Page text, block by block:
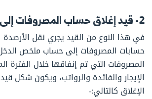
2- قيد إغلاق حساب المصروفات إلى ملخص الدخل
في هذا النوع من القيد يجري نقل الأرصدة
حسابات المصروفات إلى حساب ملخص
المصروفات التي تم إنفاقها خلال الفترة
الإيجار والفائدة والرواتب، ويكون شكل
الإغلاق كالتالي:-